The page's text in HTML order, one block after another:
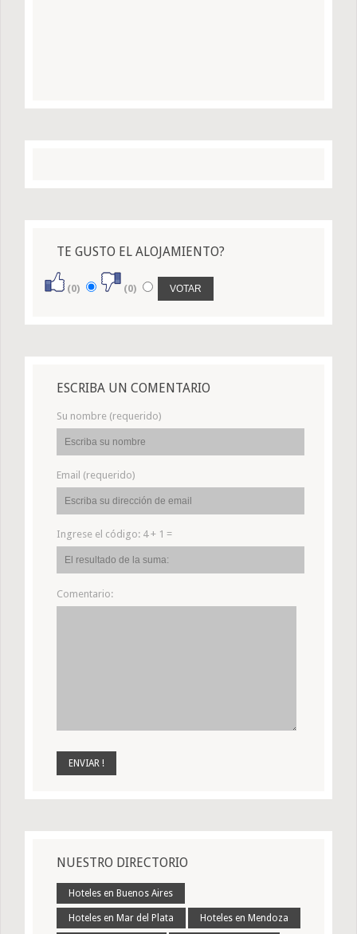
TE GUSTO EL ALOJAMIENTO?
(0) (0)
ESCRIBA UN COMENTARIO
Su nombre (requerido)
Email (requerido)
Ingrese el código: 4 + 1 =
Comentario:
NUESTRO DIRECTORIO
Hoteles en Buenos Aires
Hoteles en Mar del Plata Hoteles en Mendoza